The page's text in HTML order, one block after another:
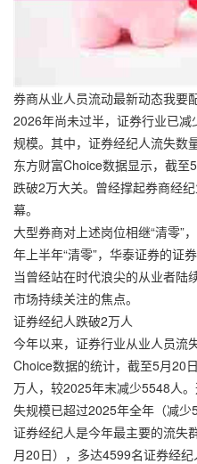
券商从业人员流动最新动态我要
2026年尚未过半，证券行业已
规模。其中，证券经纪人流失数
东方财富Choice数据显示，截
跌破2万大关。曾经撑起券商经
幕。
大型券商对上述岗位相继“清零”
年上半年“清零”，华泰证券的证
当曾经站在时代浪尖的从业者陆
市场持续关注的焦点。
证券经纪人跌破2万人
今年以来，证券行业从业人员流
Choice数据的统计，截至5月20
万人，较2025年末减少5548人
失规模已超过2025年全年（减少
证券经纪人是今年最主要的流失
月20日），多达4599名证券经